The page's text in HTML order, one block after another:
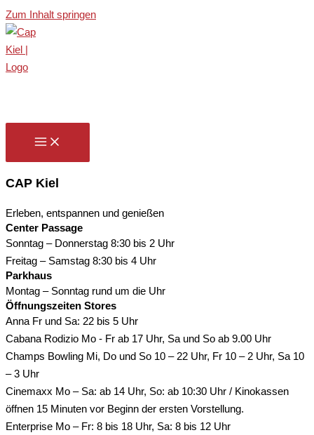
Zum Inhalt springen
CAP Kiel
Erleben, entspannen und genießen
Center Passage
Sonntag – Donnerstag 8:30 bis 2 Uhr
Freitag – Samstag 8:30 bis 4 Uhr
Parkhaus
Montag – Sonntag rund um die Uhr
Öffnungszeiten Stores
Anna Fr und Sa: 22 bis 5 Uhr
Cabana Rodizio Mo - Fr ab 17 Uhr, Sa und So ab 9.00 Uhr
Champs Bowling Mi, Do und So 10 – 22 Uhr, Fr 10 – 2 Uhr, Sa 10
– 3 Uhr
Cinemaxx Mo – Sa: ab 14 Uhr, So: ab 10:30 Uhr / Kinokassen
öffnen 15 Minuten vor Beginn der ersten Vorstellung.
Enterprise Mo – Fr: 8 bis 18 Uhr, Sa: 8 bis 12 Uhr